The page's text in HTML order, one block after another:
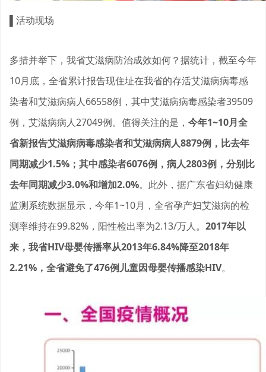
活动现场
多措并举下，我省艾滋病防治成效如何？据统计，截至今年
10月底，全省累计报告现住址在我省的存活艾滋病病毒感
染者和艾滋病病人66558例，其中艾滋病病毒感染者39509
例，艾滋病病人27049例。值得关注的是， 今年1~10月全
省新报告艾滋病病毒感染者和艾滋病病人8879例，比去年
同期减少1.5%； 其中感染者6076例，病人2803例，分别比
去年同期减少3.0%和增加2.0%。此外，据广东省妇幼健康
监测系统数据显示，今年1~10月，全省孕产妇艾滋病的检
测率维持在99.82%，阳性检出率为2.13/万人。 2017年以
来，我省HIV母婴传播率从2013年6.84%降至2018年
2.21%，全省避免了476例儿童因母婴传播感染HIV。